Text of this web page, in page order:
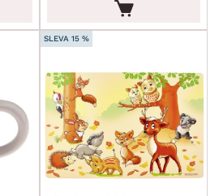
SLEVA 15 %